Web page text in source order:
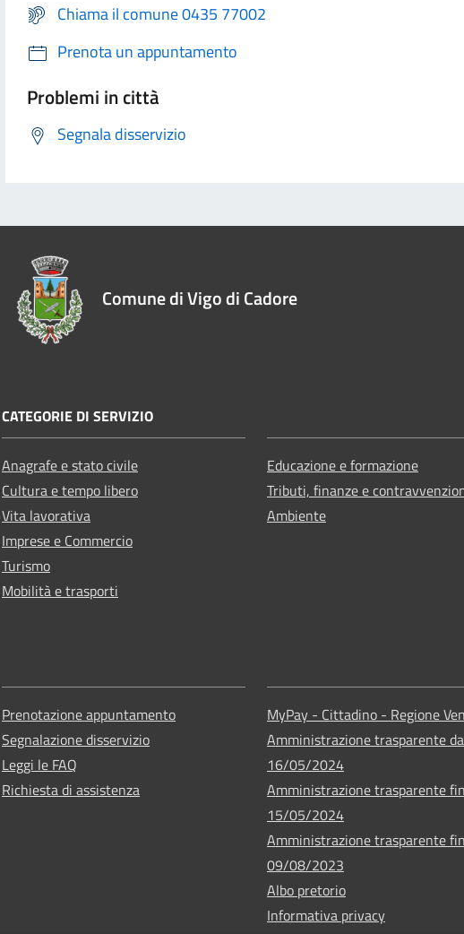
Chiama il comune 0435 77002
Prenota un appuntamento
Problemi in città
Segnala disservizio
Comune di Vigo di Cadore
CATEGORIE DI SERVIZIO
Anagrafe e stato civile
Cultura e tempo libero
Vita lavorativa
Imprese e Commercio
Turismo
Mobilità e trasporti
Educazione e formazione
Tributi, finanze e
Ambiente
Prenotazione appuntamento
Segnalazione disservizio
Leggi le FAQ
Richiesta di assistenza
MyPay - Cittadino - Regione
Amministrazione trasparente
16/05/2024
Amministrazione trasparente
15/05/2024
Amministrazione trasparente
09/08/2023
Albo pretorio
Informativa privacy